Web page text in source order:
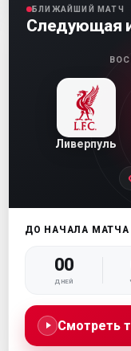
БЛИЖАЙШИЙ МАТЧ
Следующая
Ливерпуль
ДО НАЧАЛА МАТЧА
00
ДНЕЙ
Смотреть